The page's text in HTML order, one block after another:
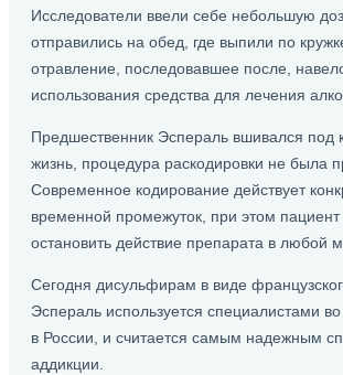
Исследователи ввели себе небольшую
отправились на обед, где выпили по
отравление, последовавшее после,
использования средства для лечения
Предшественник Эспераль вшивался под
жизнь, процедура раскодировки не была
Современное кодирование действует
временной промежуток, при этом
остановить действие препарата в любой
Сегодня дисульфирам в виде
Эспераль используется специалистами
в России, и считается самым надежным
аддикции.